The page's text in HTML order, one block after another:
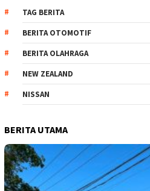
TAG BERITA
BERITA OTOMOTIF
BERITA OLAHRAGA
NEW ZEALAND
NISSAN
BERITA UTAMA